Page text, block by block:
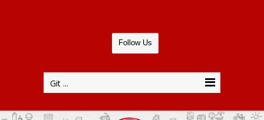
Follow Us
Git ...